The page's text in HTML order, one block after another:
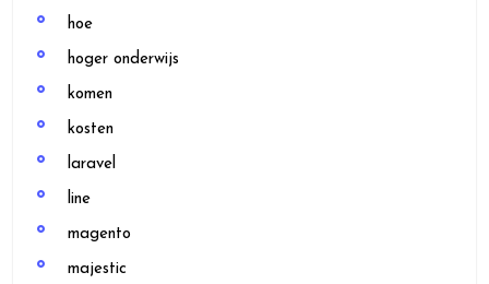
hoe
hoger onderwijs
komen
kosten
laravel
line
magento
majestic